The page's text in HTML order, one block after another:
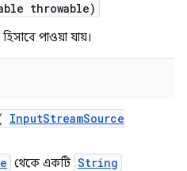
throwable)
হিসাবে পাওয়া যায়।
InputStreamSource
থেকে একটি String